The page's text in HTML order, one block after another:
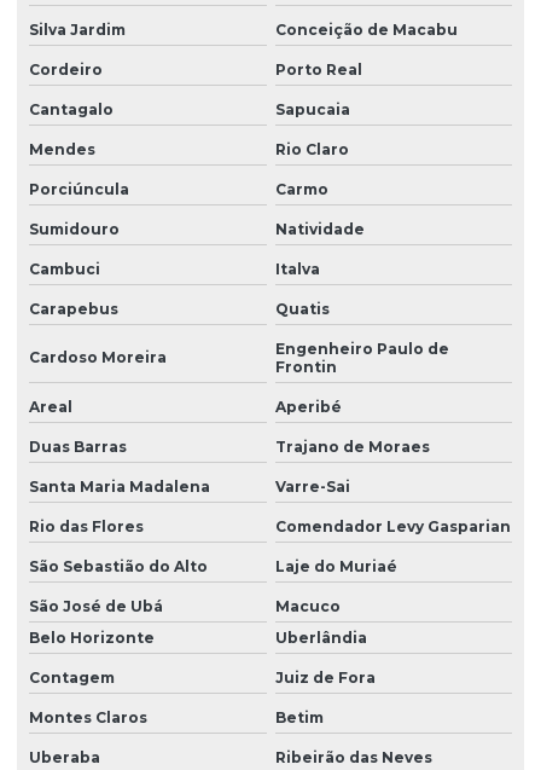
Licença de operação ambiental
Licença de operação da empresa
Licença de operação renovação
Licença prévia
Licença prévia ambiental
Licença prévia de ampliação
Licença prévia empreendimento
Licença prévia e de instalação
Licença prévia e de instalação unificadas
Licença prévia e licença de instalação
Licença prévia licença de instalação licença de operação
Licenciamento ambiental de aterro sanitário
Licenciamento ambiental de atividades rurais
Licenciamento ambiental de barragens
Licenciamento ambiental para construção civil
Licenciamento ambiental para empresas
Licenciamento ambiental de fábricas
Silva Jardim Conceição de Macabu
Cordeiro Porto Real
Cantagalo Sapucaia
Mendes Rio Claro
Porciúncula Carmo
Sumidouro Natividade
Cambuci Italva
Carapebus Quatis
Cardoso Moreira
Engenheiro Paulo de
Frontin
Areal Aperibé
Duas Barras Trajano de Moraes
Santa Maria Madalena Varre-Sai
Rio das Flores Comendador Levy Gasparian
São Sebastião do Alto Laje do Muriaé
São José de Ubá
Macuco
Belo Horizonte
Uberlândia
Contagem Juiz de Fora
Montes Claros Betim
Uberaba Ribeirão das Neves